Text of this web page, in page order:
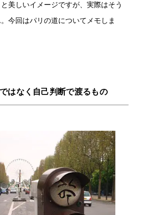
美しいイメージですが、実際はそう
今回はパリの道についてメモしま
はなく自己判断で渡るもの